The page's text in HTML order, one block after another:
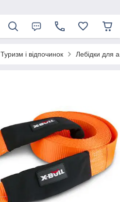
Туризм і відпочинок Лебідки для